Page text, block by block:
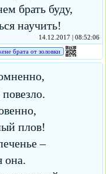
брать буду,
научить!
14.12.2017 | 08:52:06
брата от золовки
плов!
–
она.